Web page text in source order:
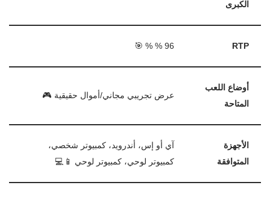
الكبرى
RTP
96 % % 🎯
أوضاع اللعب
المتاحة
عرض تجريبي مجاني/أموال حقيقية 🎮
الأجهزة
المتوافقة
آي أو إس، أندرويد، كمبيوتر شخصي،
كمبيوتر لوحي، كمبيوتر لوحي 📱💻